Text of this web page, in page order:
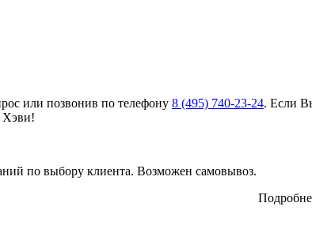
или позвонив по телефону 8 (495) 740-23-24. Если
Хэви!
по выбору клиента. Возможен самовывоз.